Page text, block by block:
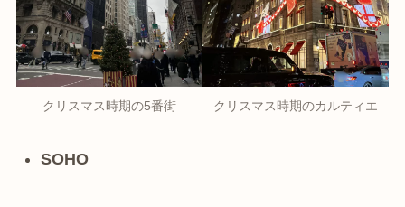
クリスマス時期の5番街 クリスマス時期のカルティエ
SOHO